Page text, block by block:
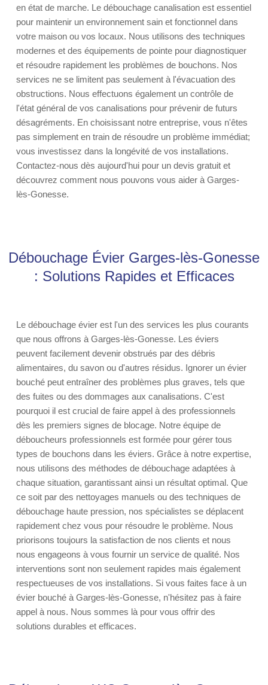
en état de marche. Le débouchage canalisation est essentiel
pour maintenir un environnement sain et fonctionnel dans
votre maison ou vos locaux. Nous utilisons des techniques
modernes et des équipements de pointe pour diagnostiquer
et résoudre rapidement les problèmes de bouchons. Nos
services ne se limitent pas seulement à l'évacuation des
obstructions. Nous effectuons également un contrôle de
l'état général de vos canalisations pour prévenir de futurs
désagréments. En choisissant notre entreprise, vous n'êtes
pas simplement en train de résoudre un problème immédiat;
vous investissez dans la longévité de vos installations.
Contactez-nous dès aujourd'hui pour un devis gratuit et
découvrez comment nous pouvons vous aider à Garges-
lès-Gonesse.
Débouchage Évier Garges-lès-Gonesse
: Solutions Rapides et Efficaces
Le débouchage évier est l'un des services les plus courants
que nous offrons à Garges-lès-Gonesse. Les éviers
peuvent facilement devenir obstrués par des débris
alimentaires, du savon ou d'autres résidus. Ignorer un évier
bouché peut entraîner des problèmes plus graves, tels que
des fuites ou des dommages aux canalisations. C'est
pourquoi il est crucial de faire appel à des professionnels
dès les premiers signes de blocage. Notre équipe de
déboucheurs professionnels est formée pour gérer tous
types de bouchons dans les éviers. Grâce à notre expertise,
nous utilisons des méthodes de débouchage adaptées à
chaque situation, garantissant ainsi un résultat optimal. Que
ce soit par des nettoyages manuels ou des techniques de
débouchage haute pression, nos spécialistes se déplacent
rapidement chez vous pour résoudre le problème. Nous
priorisons toujours la satisfaction de nos clients et nous
nous engageons à vous fournir un service de qualité. Nos
interventions sont non seulement rapides mais également
respectueuses de vos installations. Si vous faites face à un
évier bouché à Garges-lès-Gonesse, n'hésitez pas à faire
appel à nous. Nous sommes là pour vous offrir des
solutions durables et efficaces.